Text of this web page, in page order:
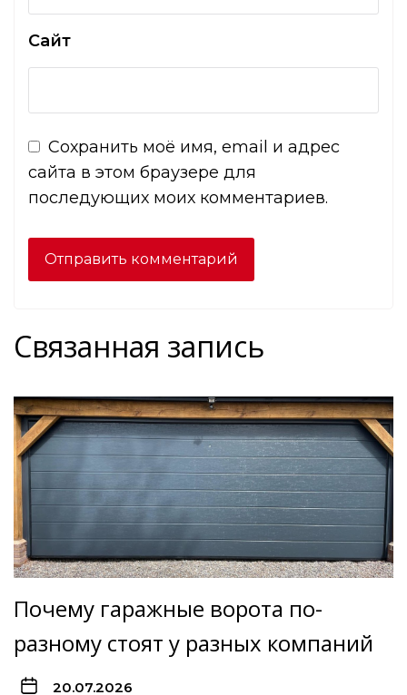
Сайт
Сохранить моё имя, email и адрес
сайта в этом браузере для
последующих моих комментариев.
Связанная запись
Почему гаражные ворота по-
разному стоят у разных компаний
20.07.2026